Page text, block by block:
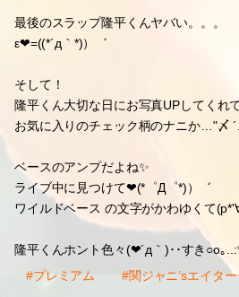
最後のスラップ隆平くんヤバい。。。
ε❤=((*´д｀*)）゛
そして！
隆平くん大切な日にお写真UPしてくれ
お気に入りのチェック柄のナニか…"〆
ベースのアンプだよね✨
ライブ中に見つけて❤(*゜Д゜*)）゛
ワイルドベース の文字がかわゆくて
隆平くんホント色々(❤´д｀)･･すき○o｡
#プレミアム
#関ジャニ’sエイタ